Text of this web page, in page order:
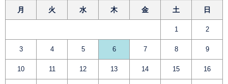
月 火 水 木 金 土 日
1 2
3 4 5 6 7 8 9
10 11 12 13 14 15 16